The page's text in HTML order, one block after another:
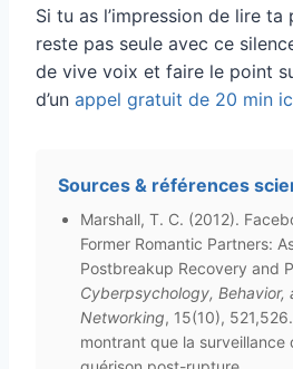
Si tu as l’impression de lire
reste pas seule avec ce
de vive voix et faire le point
d’un appel gratuit de 20 min
Sources & références
Marshall, T. C. (2012).
Former Romantic Partners:
Postbreakup Recovery and
Cyberpsychology, Behavior,
Networking, 15(10), 521,526.
montrant que la surveillance